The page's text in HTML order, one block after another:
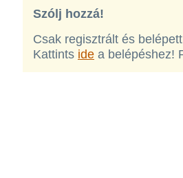
Szólj hozzá!
Csak regisztrált és
Kattints ide a belépéshez!